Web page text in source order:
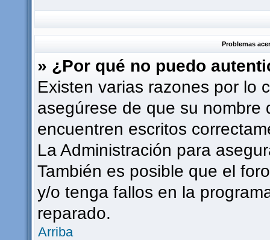
Problemas
» ¿Por qué no puedo
Existen varias razones por lo
asegúrese de que su nombre
encuentren escritos
La Administración para
También es posible que el
y/o tenga fallos en la
reparado.
Arriba